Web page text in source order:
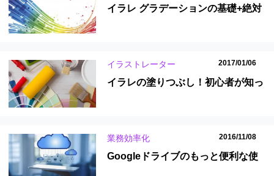
イラレ グラデーションの基礎+絶対
イラストレーター 2017/01/06
イラレの塗りつぶし！初心者が知っ
業務効率化 2016/11/08
Googleドライブのもっと便利な使